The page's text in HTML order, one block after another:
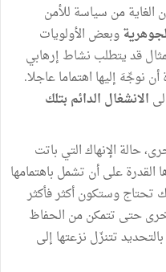
من سياسة للأمن
وبعض الأولويات
قد يتطلب نشاط إرهابي
نوجِّهَ إليها اهتماما عاجلا.
الانشغال الدائم بتلك
حالة الإنهاك التي باتت
القدرة على أن تشمل باهتمامها
تحتاج وستكون أكثر فأكثر
حتى تتمكن من الحفاظ
تتنزّل نزعتها إلى